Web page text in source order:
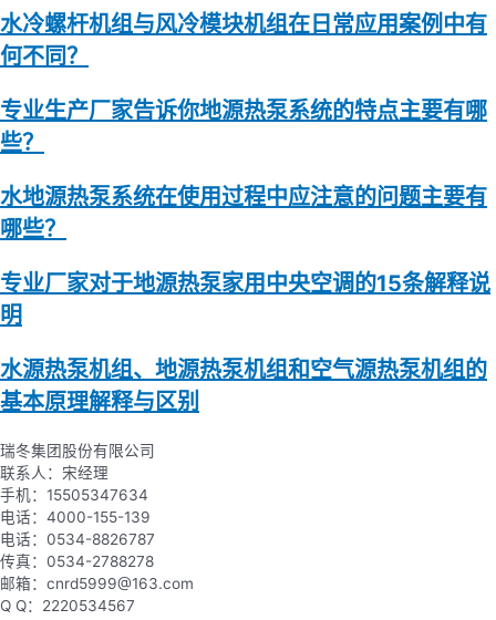
水冷螺杆机组与风冷模块机组在日常应用案例中有
何不同？
专业生产厂家告诉你地源热泵系统的特点主要有哪
些？
水地源热泵系统在使用过程中应注意的问题主要有
哪些？
专业厂家对于地源热泵家用中央空调的15条解释说
明
水源热泵机组、地源热泵机组和空气源热泵机组的
基本原理解释与区别
瑞冬集团股份有限公司
联系人：宋经理
手机：15505347634
电话：4000-155-139
电话：0534-8826787
传真：0534-2788278
邮箱：cnrd5999@163.com
Q Q：2220534567